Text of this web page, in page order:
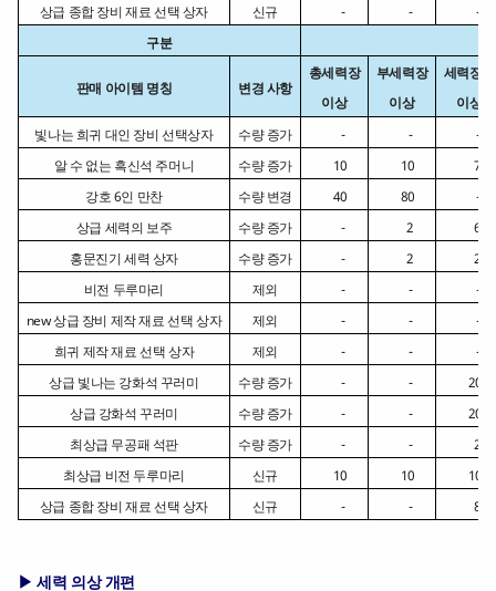
상급 종합 장비 재료 선택 상자
신규 - -
-
구분
판매 아이템 명칭 변경 사항
총세력장 부세력장
세력장군
이상
이상
이상
빛나는 희귀 대인 장비 선택상자
수량 증가 - -
-
알 수 없는 흑신석 주머니
수량 증가 10 10
7
강호 6인 만찬
수량 변경 40 80
-
상급 세력의 보주
수량 증가 - 2
6
홍문진기 세력 상자
수량 증가 - 2
2
비전 두루마리
제외 - -
-
new 상급 장비 제작 재료 선택 상자
제외 - -
-
희귀 제작 재료 선택 상자
제외 - -
-
상급 빛나는 강화석 꾸러미
수량 증가 - -
20
상급 강화석 꾸러미
수량 증가 - -
20
최상급 무공패 석판
수량 증가 - -
2
최상급 비전 두루마리
신규 10 10
10
상급 종합 장비 재료 선택 상자
신규 - - 8
▶ 세력 의상 개편